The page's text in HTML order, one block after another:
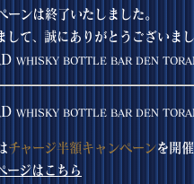
ーンは終了いたしました。
して、誠にありがとうございまし
WHISKY BOTTLE BAR DEN
WHISKY BOTTLE BAR DEN
チャージ半額キャンペーンを開
ージはこちら